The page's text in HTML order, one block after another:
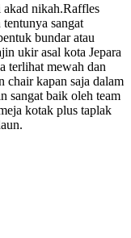
akad nikah.Raffles
sangat
bundar atau
ukir asal kota Jepara
terlihat mewah dan
chair kapan saja dalam
sangat baik oleh team
kotak plus taplak